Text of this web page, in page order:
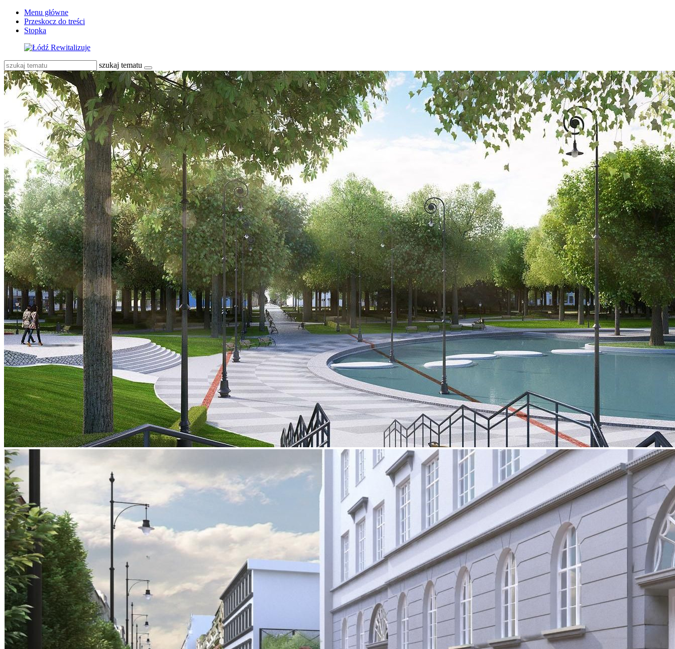
Menu główne
Przeskocz do treści
Stopka
szukaj tematu